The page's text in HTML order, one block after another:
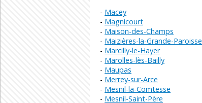
Macey
Magnicourt
Maison-des-Champs
Maizières-la-Grande-Paroisse
Marcilly-le-Hayer
Marolles-lès-Bailly
Maupas
Merrey-sur-Arce
Mesnil-la-Comtesse
Mesnil-Saint-Père